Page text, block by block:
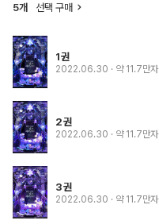
5개 선택 구매
1권
2022.06.30 · 약 11.7만자
2권
2022.06.30 · 약 11.7만자
3권
2022.06.30 · 약 11.7만자